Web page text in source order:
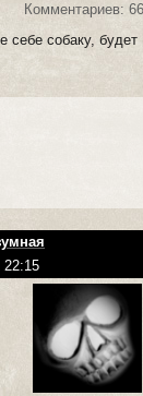
Комментариев:
себе собаку,
22:15